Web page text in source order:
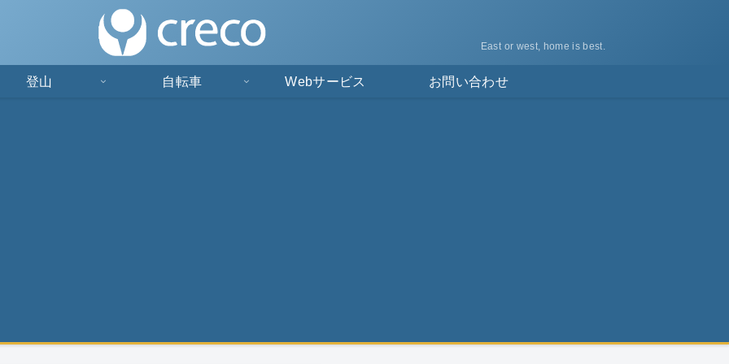
East or west, home is best.
登山 自転車 Webサービス お問い合わせ